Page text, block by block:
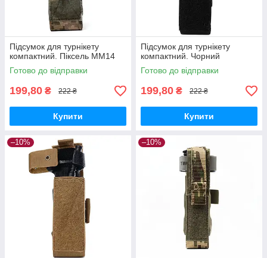
Підсумок для турнікету
компактний. Піксель ММ14
Готово до відправки
199,80 ₴ 222 ₴
Купити
Підсумок для турнікету
компактний. Чорний
Готово до відправки
199,80 ₴ 222 ₴
Купити
–10% –10%